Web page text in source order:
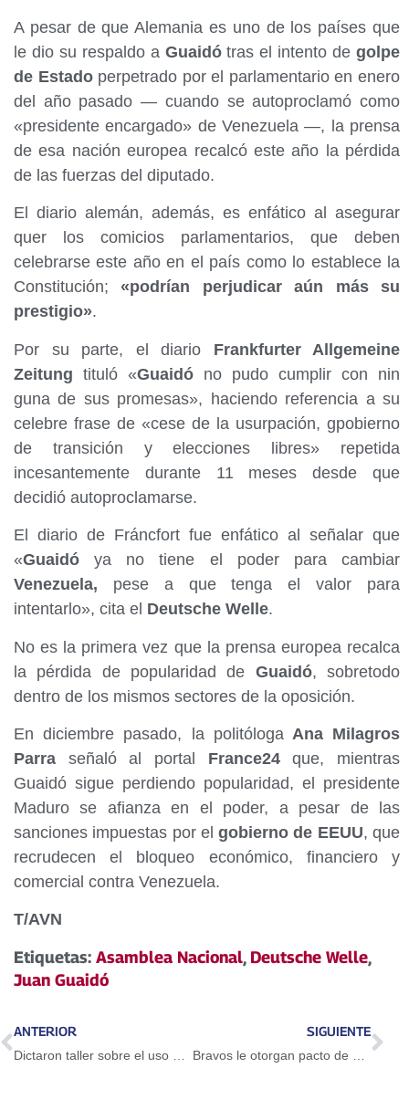
A pesar de que Alemania es uno de los países que
le dio su respaldo a Guaidótras el intento de golpe
de Estadoperpetrado por el parlamentario en enero
del año pasado — cuando se autoproclamó como
«presidente encargado» de Venezuela —, la prensa
de esa nación europea recalcó este año la pérdida
de las fuerzas del diputado.
El diario alemán, además, es enfático al asegurar
quer los comicios parlamentarios, que deben
celebrarse este año en el país como lo establece la
Constitución; «podrían perjudicar aún más su
prestigio».
Por su parte, el diario Frankfurter Allgemeine
Zeitung tituló «Guaidó no pudo cumplir con nin
guna de sus promesas», haciendo referencia a su
celebre frase de «cese de la usurpación, gpobierno
de transición y elecciones libres» repetida
incesantemente durante 11 meses desde que
decidió autoproclamarse.
El diario de Fráncfort fue enfático al señalar que
«Guaidó ya no tiene el poder para cambiar
Venezuela, pese a que tenga el valor para
intentarlo», cita el Deutsche Welle.
No es la primera vez que la prensa europea recalca
la pérdida de popularidad de Guaidó, sobretodo
dentro de los mismos sectores de la oposición.
En diciembre pasado, la politólogaAna Milagros
Parra señaló al portal France24que, mientras
Guaidó sigue perdiendo popularidad, el presidente
Maduro se afianza en el poder, a pesar de las
sanciones impuestas por elgobierno de EEUU, que
recrudecen el bloqueo económico, financiero y
comercial contra Venezuela.
T/AVN
Etiquetas: Asamblea Nacional, Deutsche Welle,
Juan Guaidó
ANTERIOR SIGUIENTE